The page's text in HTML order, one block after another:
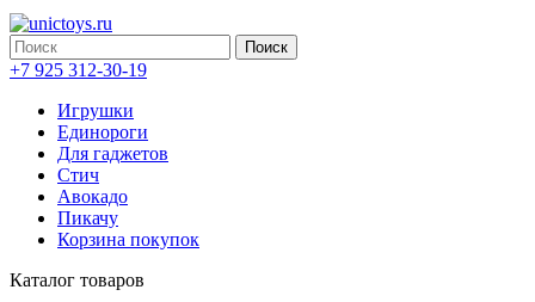
Поиск
+7 925 312-30-19
Игрушки
Единороги
Для гаджетов
Стич
Авокадо
Пикачу
Корзина покупок
Каталог товаров